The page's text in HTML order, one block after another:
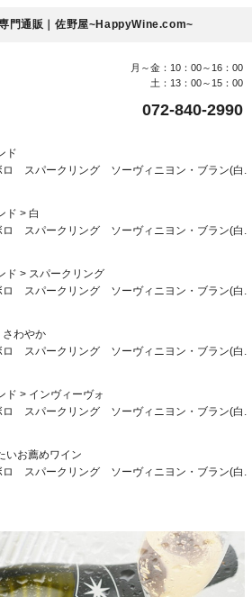
門通販｜佐野屋~HappyWine.com~
月～金：10：00～16：00
土：13：00～15：00
072-840-2990
ド
スパークリング ソーヴィニヨン・ブラン(白.
ド
白
スパークリング ソーヴィニヨン・ブラン(白.
ド
スパークリング
スパークリング ソーヴィニヨン・ブラン(白.
わやか
スパークリング ソーヴィニヨン・ブラン(白.
ド
インヴィーヴォ
スパークリング ソーヴィニヨン・ブラン(白.
いお薦めワイン
スパークリング ソーヴィニヨン・ブラン(白.